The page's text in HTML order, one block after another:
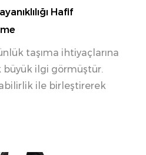
Hafif
taşıma ihtiyaçlarına
ilgi görmüştür.
ile birleştirerek